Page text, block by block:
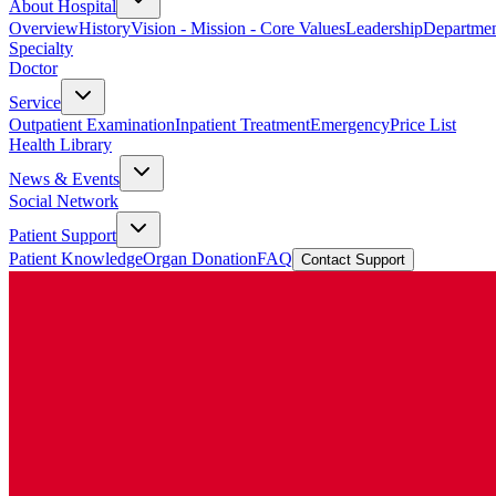
About Hospital
OverviewHistoryVision - Mission - Core ValuesLeadership
Specialty
Doctor
Service
Outpatient ExaminationInpatient TreatmentEmergencyPrice List
Health Library
News & Events
Social Network
Patient Support
Patient KnowledgeOrgan DonationFAQ Contact Support